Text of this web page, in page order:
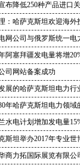
布降低250种产品进口
：哈萨克斯坦欢迎海外
网公司与俄罗斯统一
阿塞拜疆发电量将增
司网站备案成功
展的哈萨克斯坦电力行
年哈萨克斯坦电力领
水电计划增加发电量
斯坦举办2017年专业世
商力拓国际展览有限公